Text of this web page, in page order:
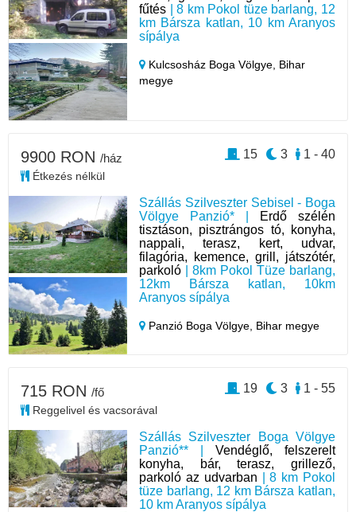
fűtés | 8 km Pokol tüze barlang, 12
km Bársza katlan, 10 km Aranyos
sípálya
Kulcsosház Boga Völgye, Bihar
megye
Szállás Szilveszter Sebisel - Boga
Völgye Panzió* |
Erdő szélén
tisztáson, pisztrángos tó, konyha,
nappali, terasz, kert, udvar,
filagória, kemence, grill, játszótér,
parkoló | 8km Pokol Tüze barlang,
12km Bársza katlan, 10km
Aranyos sípálya
Panzió Boga Völgye, Bihar megye
9900 RON /ház
Étkezés nélkül
1 - 40
3
15
Szállás Szilveszter Boga Völgye
Panzió** |Vendéglő, felszerelt
konyha, bár, terasz, grillező,
parkoló az udvarban | 8 km Pokol
tüze barlang, 12 km Bársza katlan,
10 km Aranyos sípálya
715 RON /fő
Reggelivel és vacsorával
1 - 55
3
19